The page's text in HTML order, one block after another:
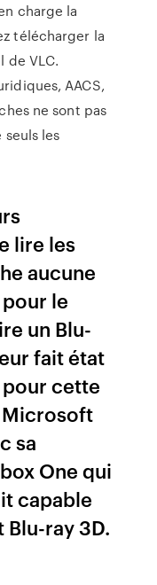
charge la
télécharger la
de VLC.
AACS,
ne sont pas
les
lire les
aucune
pour le
un Blu-
fait état
pour cette
Microsoft
sa
One qui
capable
Blu-ray 3D.